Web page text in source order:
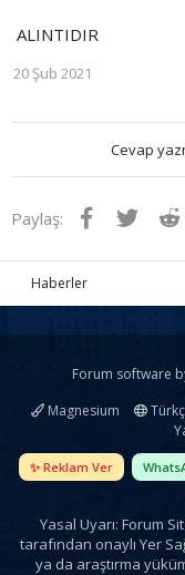
ALINTIDIR
20 Şub 2021
Cevap
Paylaş: Facebook
Twitter
Haberler
Forum software
Magnesium
✨ Reklam Ver
Yasal Uyarı: Forum
tarafından onaylı Yer
ya da araştırma